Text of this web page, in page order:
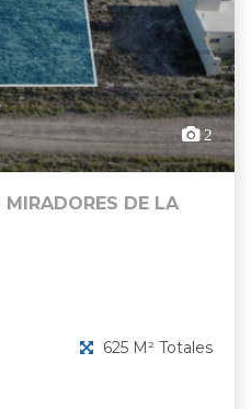
2
DE LA
625 M² Totales